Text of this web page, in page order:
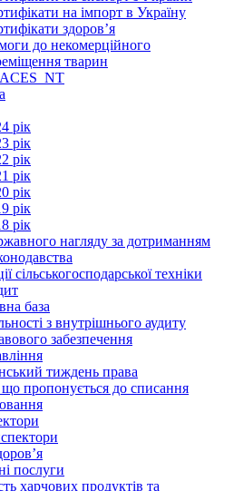
на імпорт в Україну
здоров’я
до некомерційного
тварин
рік
рік
рік
рік
рік
рік
рік
нагляду за дотриманням
сільськогосподарської техніки
база
з внутрішнього аудиту
забезпечення
тиждень права
пропонується до списання
послуги
харчових продуктів та